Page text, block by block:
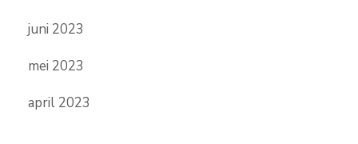
juni 2023
mei 2023
april 2023